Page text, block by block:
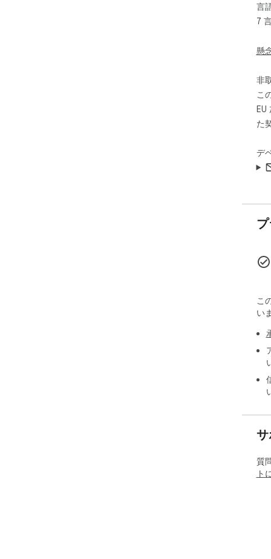
懸
言
7
デ
非
こ
EU
た
こ
い
質
ト